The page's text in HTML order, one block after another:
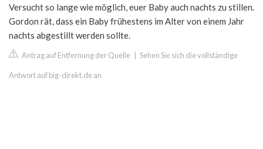
Versucht so lange wie möglich, euer Baby auch nachts zu stillen.
Gordon rät, dass ein Baby frühestens im Alter von einem Jahr
nachts abgestillt werden sollte.
Antrag auf Entfernung der Quelle Sehen Sie sich die vollständige
Antwort auf big-direkt.de an